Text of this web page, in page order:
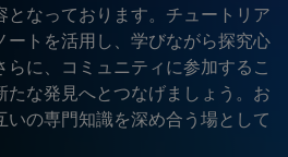
なっております。チュートリア
ートを活用し、学びながら探究心
に、コミュニティに参加するこ
たな発見へとつなげましょう。お
の専門知識を深め合う場として